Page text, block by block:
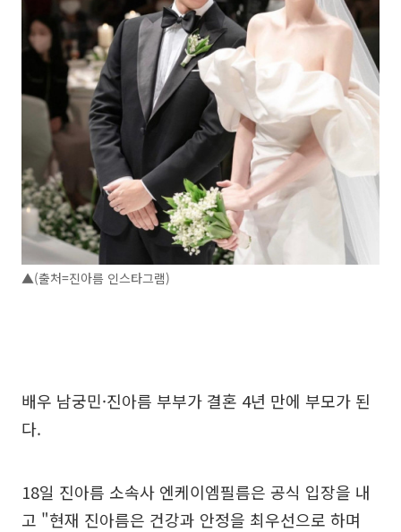
▲(출처=진아름 인스타그램)
배우 남궁민·진아름 부부가 결혼 4년 만에 부모가 된
다.
18일 진아름 소속사 엔케이엠필름은 공식 입장을 내
고 "현재 진아름은 건강과 안정을 최우선으로 하며